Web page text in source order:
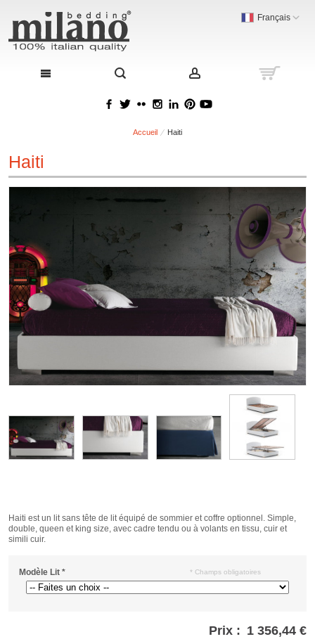
Français
Accueil Haiti
Haiti
Haiti est un lit sans tête de lit équipé de sommier et coffre optionnel. Simple,
double, queen et king size, avec cadre tendu ou à volants en tissu, cuir et
simili cuir.
Modèle Lit * * Champs obligatoires
Prix : 1 356,44 €